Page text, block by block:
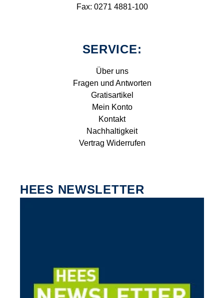
Fax: 0271 4881-100
SERVICE:
Über uns
Fragen und Antworten
Gratisartikel
Mein Konto
Kontakt
Nachhaltigkeit
Vertrag Widerrufen
HEES NEWSLETTER